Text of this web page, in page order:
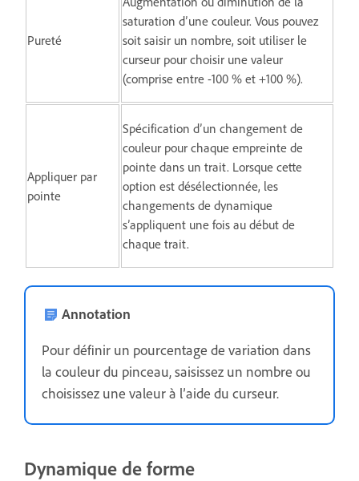
Pureté
saturation d’une couleur. Vous pouvez
soit saisir un nombre, soit utiliser le
curseur pour choisir une valeur
(comprise entre -100 % et +100 %).
Appliquer par
pointe
Spécification d’un changement de
couleur pour chaque empreinte de
pointe dans un trait. Lorsque cette
option est désélectionnée, les
changements de dynamique
s’appliquent une fois au début de
chaque trait.
Annotation
Pour définir un pourcentage de variation dans
la couleur du pinceau, saisissez un nombre ou
choisissez une valeur à l’aide du curseur.
Dynamique de forme